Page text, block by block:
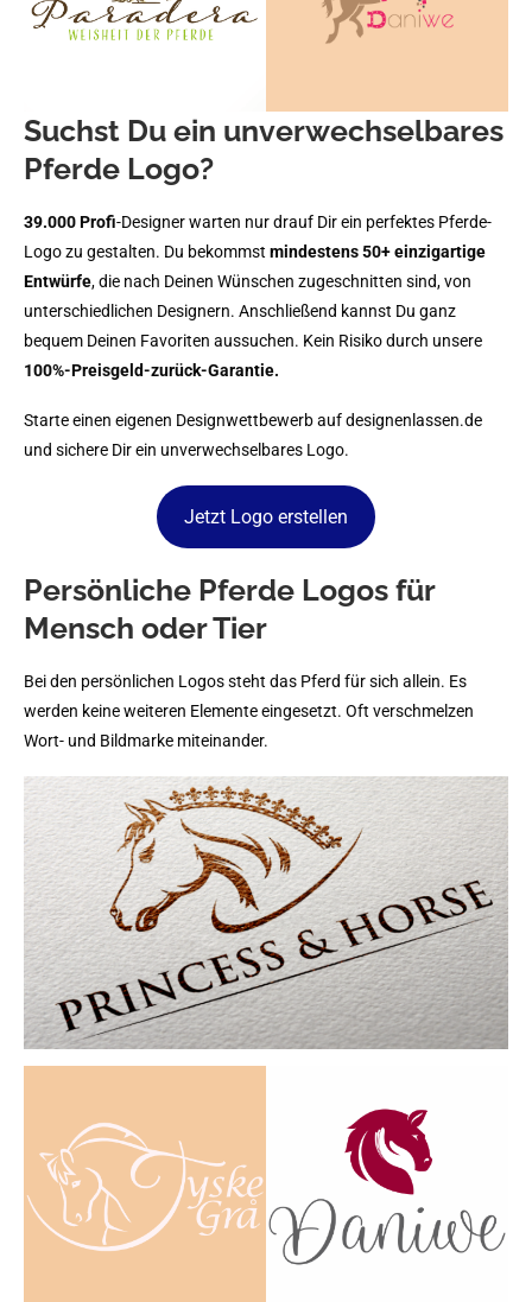
Suchst Du ein unverwechselbares
Pferde Logo?
39.000 Profi-Designer warten nur drauf Dir ein perfektes Pferde-
Logo zu gestalten. Du bekommst mindestens 50+ einzigartige
Entwürfe, die nach Deinen Wünschen zugeschnitten sind, von
unterschiedlichen Designern. Anschließend kannst Du ganz
bequem Deinen Favoriten aussuchen. Kein Risiko durch unsere
100%-Preisgeld-zurück-Garantie.
Starte einen eigenen Designwettbewerb auf designenlassen.de
und sichere Dir ein unverwechselbares Logo.
Jetzt Logo erstellen
Persönliche Pferde Logos für
Mensch oder Tier
Bei den persönlichen Logos steht das Pferd für sich allein. Es
werden keine weiteren Elemente eingesetzt. Oft verschmelzen
Wort- und Bildmarke miteinander.